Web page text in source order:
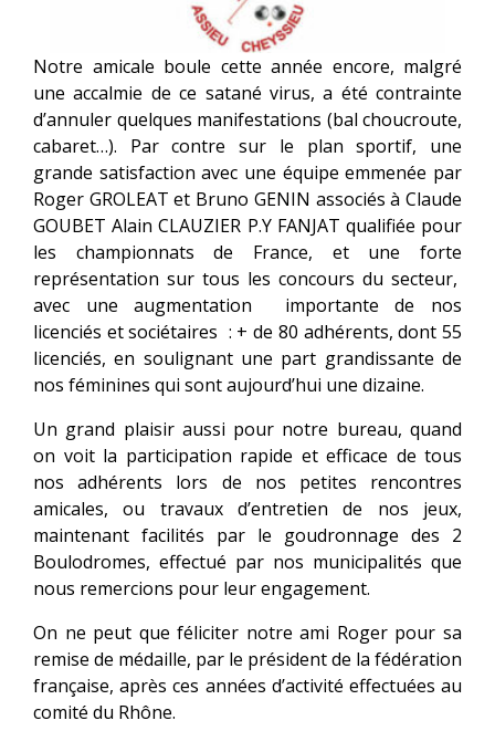
Notre amicale boule cette année encore, malgré
une accalmie de ce satané virus, a été contrainte
d’annuler quelques manifestations (bal choucroute,
cabaret…). Par contre sur le plan sportif, une
grande satisfaction avec une équipe emmenée par
Roger GROLEAT et Bruno GENIN associés à Claude
GOUBET Alain CLAUZIER P.Y FANJAT qualifiée pour
les championnats de France, et une forte
représentation sur tous les concours du secteur,
avec une augmentation importante de nos
licenciés et sociétaires : + de 80 adhérents, dont 55
licenciés, en soulignant une part grandissante de
nos féminines qui sont aujourd’hui une dizaine.
Un grand plaisir aussi pour notre bureau, quand
on voit la participation rapide et efficace de tous
nos adhérents lors de nos petites rencontres
amicales, ou travaux d’entretien de nos jeux,
maintenant facilités par le goudronnage des 2
Boulodromes, effectué par nos municipalités que
nous remercions pour leur engagement.
On ne peut que féliciter notre ami Roger pour sa
remise de médaille, par le président de la fédération
française, après ces années d’activité effectuées au
comité du Rhône.